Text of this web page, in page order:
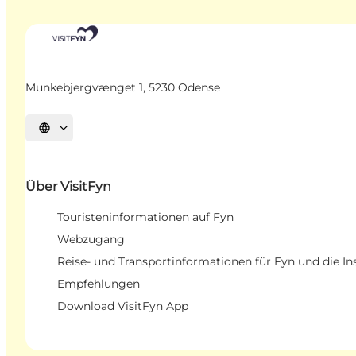
Munkebjergvænget 1, 5230 Odense
Sprache auswählen
Über VisitFyn
Touristeninformationen auf Fyn
Webzugang
Reise- und Transportinformationen für Fyn und die
Empfehlungen
Download VisitFyn App